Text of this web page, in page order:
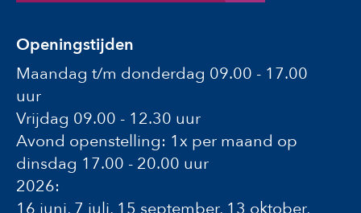
Openingstijden
Maandag t/m donderdag 09.00 - 17.00
uur
Vrijdag 09.00 - 12.30 uur
Avond openstelling: 1x per maand op
dinsdag 17.00 - 20.00 uur
2026:
16 juni, 7 juli, 15 september, 13 oktober,